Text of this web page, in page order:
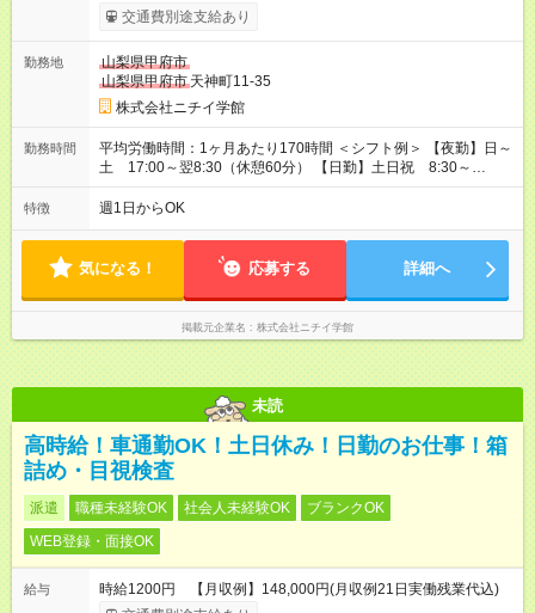
度あり 進級により給与がアップします！ 【試用期間】試用期間
あり 試用期間の長さ：3ヶ月 雇用形態、給与は本採用時と同じ
交通費別途支給あり
勤務地
山梨県甲府市
山梨県甲府市 天神町11-35
株式会社ニチイ学館
勤務時間
平均労働時間：1ヶ月あたり170時間 ＜シフト例＞ 【夜勤】日～
土 17:00～翌8:30（休憩60分） 【日勤】土日祝 8:30～
17:00（休憩60分） ★平日の夜間帯に勤務可能な方、大歓迎！！
※シフトによる勤務 出勤曜日のご希望をお聞かせください。
時間 ＜シフト例＞ 【夜勤】日～土 17:00～翌8:30（休憩60
分） 【日勤】土日祝 8:30～17:00（休憩60分） ★平日の夜間
帯に勤務可能な方、大歓迎！！ ※シフトによる勤務 出勤曜日
のご希望をお聞かせください。ご相談可能です。 ※4週6休以上
特徴 週1日からOK
気になる！ 応募する 詳細へ
掲載元企業名 株式会社ニチイ学館
未読
高時給！車通勤OK！土日休み！日勤のお仕事！箱
詰め・目視検査
派遣 職種未経験OK 社会人未経験OK
ブランクOK
WEB登録・面接OK
給与
時給1200円 【月収例】148,000円(月収例21日実働残業代込)